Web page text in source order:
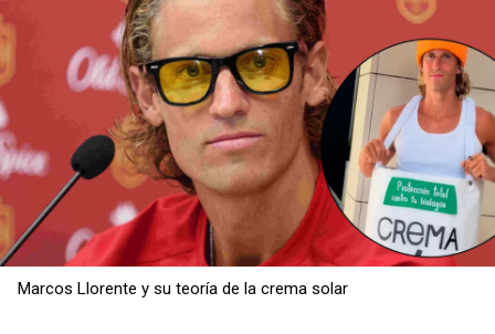
Copiar
Marcos Llorente y su teoría de la crema solar